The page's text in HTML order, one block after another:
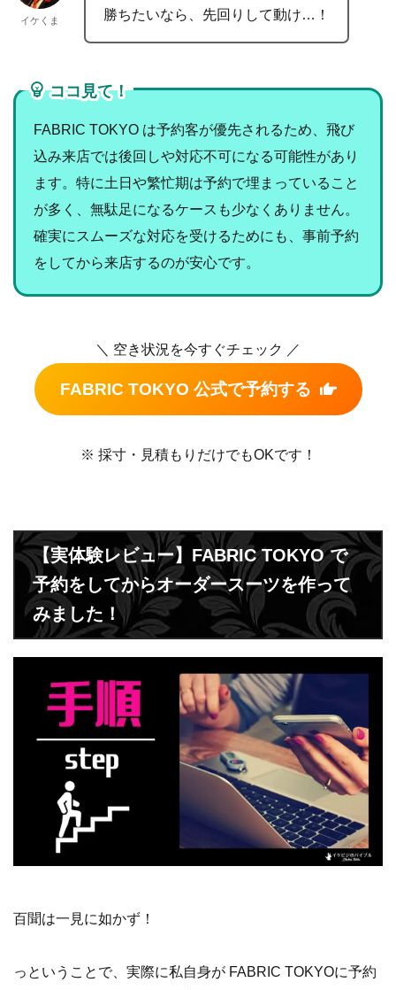
イケくま 勝ちたいなら、先回りして動け…！
ココ見て！
FABRIC TOKYO は予約客が優先されるため、飛び
込み来店では後回しや対応不可になる可能性があり
ます。特に土日や繁忙期は予約で埋まっていること
が多く、無駄足になるケースも少なくありません。
確実にスムーズな対応を受けるためにも、事前予約
をしてから来店するのが安心です。
＼ 空き状況を今すぐチェック ／
FABRIC TOKYO 公式で予約する
※ 採寸・見積もりだけでもOKです！
【実体験レビュー】FABRIC TOKYO で
予約をしてからオーダースーツを作って
みました！
百聞は一見に如かず！
っということで、実際に私自身が FABRIC TOKYOに予約